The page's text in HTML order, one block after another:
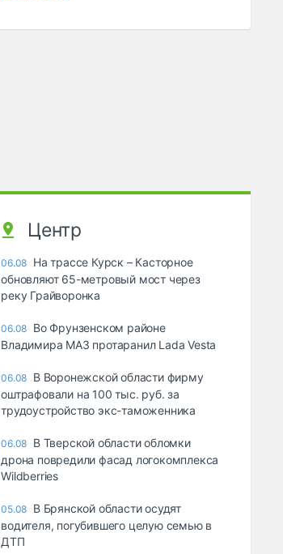
Центр
06.08 На трассе Курск – Касторное
обновляют 65-метровый мост через
реку Грайворонка
06.08 Во Фрунзенском районе
Владимира МАЗ протаранил Lada Vesta
06.08 В Воронежской области фирму
оштрафовали на 100 тыс. руб. за
трудоустройство экс-таможенника
06.08 В Тверской области обломки
дрона повредили фасад логокомплекса
Wildberries
05.08 В Брянской области осудят
водителя, погубившего целую семью в
ДТП